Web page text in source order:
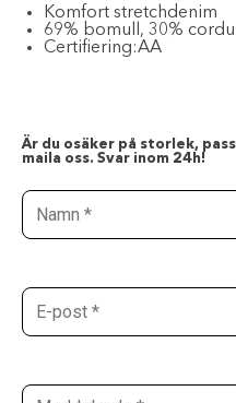
Komfort stretchdenim
69% bomull, 30%
Certifiering:AA
Är du osäker på storlek,
maila oss. Svar inom 24h!